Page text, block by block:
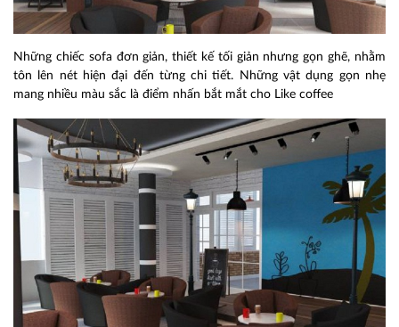
Những chiếc sofa đơn giản, thiết kế tối giản nhưng gọn ghẽ, nhằm
tôn lên nét hiện đại đến từng chi tiết. Những vật dụng gọn nhẹ
mang nhiều màu sắc là điểm nhấn bắt mắt cho Like coffee